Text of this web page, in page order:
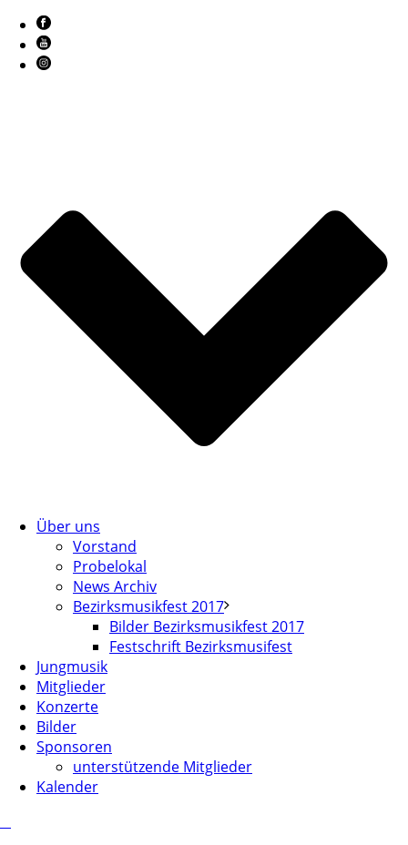
Über uns
Vorstand
Probelokal
News Archiv
Bezirksmusikfest 2017
Bilder Bezirksmusikfest 2017
Festschrift Bezirksmusifest
Jungmusik
Mitglieder
Konzerte
Bilder
Sponsoren
unterstützende Mitglieder
Kalender